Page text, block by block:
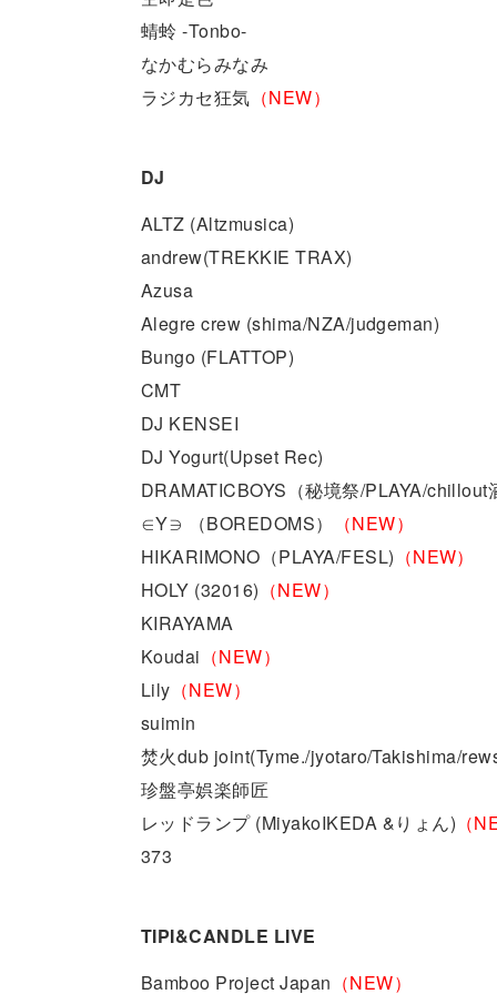
蜻蛉 -Tonbo-
なかむらみなみ
ラジカセ狂気 （NEW）
DJ
ALTZ (Altzmusica)
andrew(TREKKIE TRAX)
Azusa
Alegre crew (shima/NZA/judgeman)
Bungo (FLATTOP)
CMT
DJ KENSEI
DJ Yogurt(Upset Rec)
DRAMATICBOYS（秘境祭/PLAYA/chillout
∈Y∋ （BOREDOMS）
（NEW）
HIKARIMONO（PLAYA/FESL) （NEW）
HOLY (32016) （NEW）
KIRAYAMA
Koudai （NEW）
Lily （NEW）
suimin
焚火dub joint(Tyme./jyotaro/Takishima/
珍盤亭娯楽師匠
レッドランプ (MiyakoIKEDA &りょん) （
373
TIPI&CANDLE LIVE
Bamboo Project Japan （NEW）